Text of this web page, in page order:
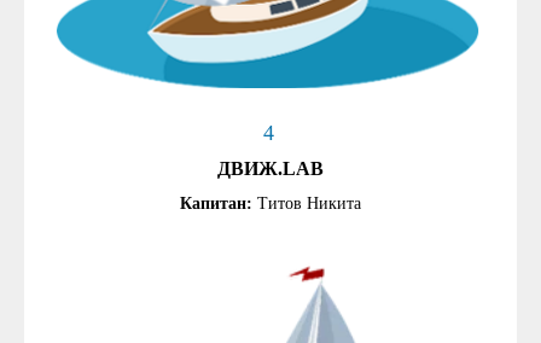
4
ДВИЖ.LAB
Капитан: Титов Никита